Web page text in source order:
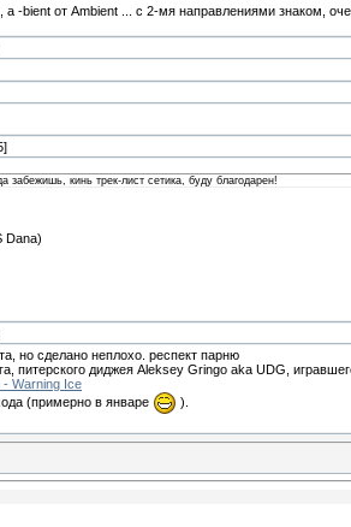
а -bient от Ambient ... с 2-мя направлениями знаком,
кинь трек-лист сетика, буду благодарен!
Dana)
но сделано неплохо. респект парню
питерского диджея Aleksey Gringo aka UDG,
Warning Ice
(примерно в январе
).